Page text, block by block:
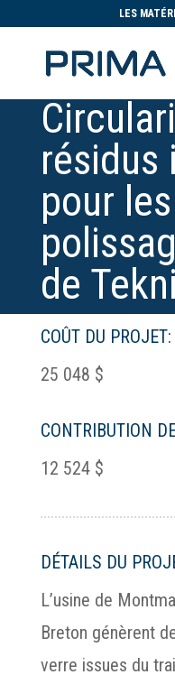
LES
résidus
pour
de
COÛT DU PROJET:
25 048 $
CONTRIBUTION
12 524 $
DÉTAILS DU
L’usine de
Breton génèrent
verre issues du